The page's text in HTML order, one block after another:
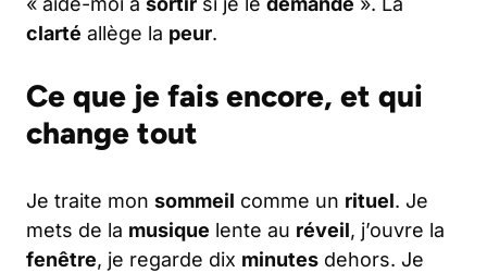
clarté allège la peur.
Ce que je fais encore, et qui
change tout
Je traite mon sommeil comme un rituel. Je
mets de la musique lente au réveil, j’ouvre la
fenêtre, je regarde dix minutes dehors. Je